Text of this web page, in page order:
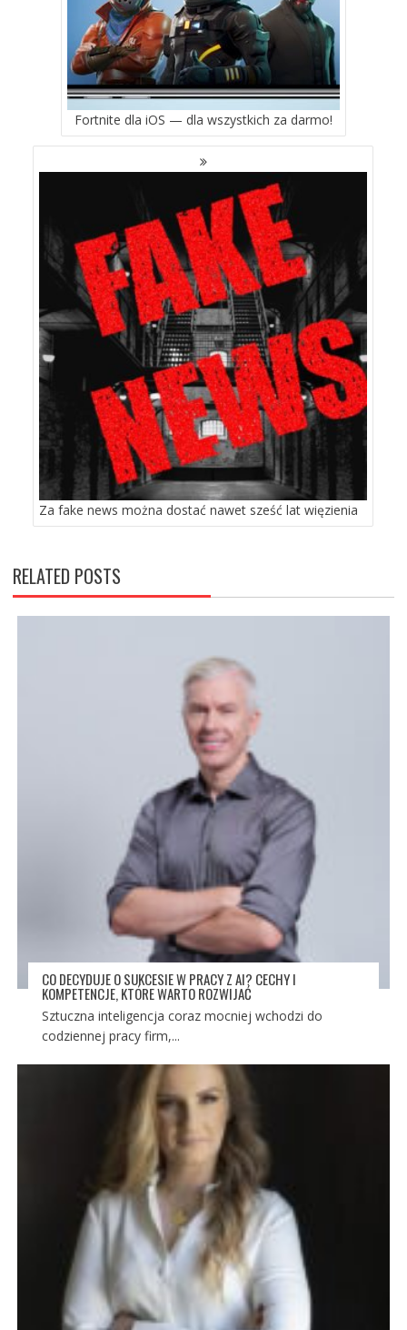
Fortnite dla iOS — dla wszystkich za darmo!
Za fake news można dostać nawet sześć lat więzienia
RELATED POSTS
CO DECYDUJE O SUKCESIE W PRACY Z AI? CECHY I
KOMPETENCJE, KTÓRE WARTO ROZWIJAĆ
Sztuczna inteligencja coraz mocniej wchodzi do
codziennej pracy firm,...